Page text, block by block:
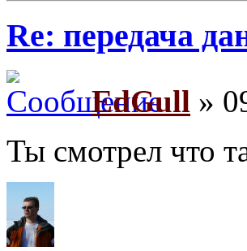
Re: передача
EdGull »
Ты смотрел что